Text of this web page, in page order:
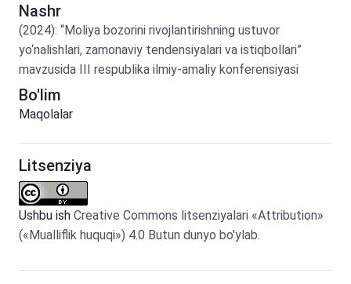
Nashr
(2024): “Moliya bozorini rivojlantirishning ustuvor
yo‘nalishlari, zamonaviy tendensiyalari va istiqbollari”
mavzusida III respublika ilmiy-amaliy konferensiyasi
Bo'lim
Maqolalar
Litsenziya
Ushbu ish Creative Commons litsenziyalari «Attribution»
(«Mualliflik huquqi») 4.0 Butun dunyo bo'ylab.